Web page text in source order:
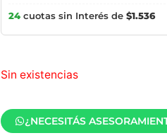
24 cuotas sin Interés de $1.536
Sin existencias
¿NECESITÁS